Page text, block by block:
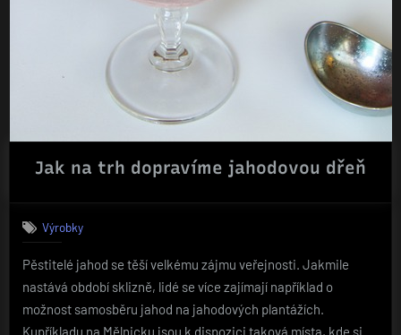
Jak na trh dopravíme jahodovou dřeň
Výrobky
Pěstitelé jahod se těší velkému zájmu veřejnosti. Jakmile
nastává období sklizně, lidé se více zajímají například o
možnost samosběru jahod na jahodových plantážích.
Kupříkladu na Mělnicku jsou k dispozici taková místa, kde si